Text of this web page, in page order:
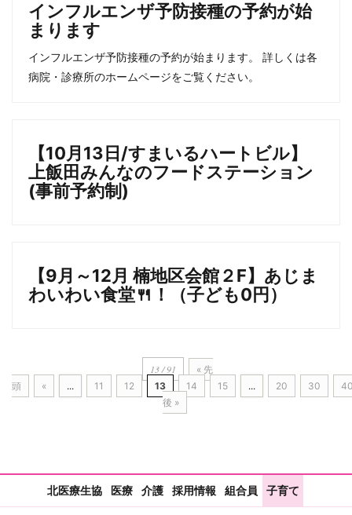
インフルエンザ予防接種の予約が始
まります
インフルエンザ予防接種の予約が始まります。 詳しくは各
病院・診療所のホームページをご覧ください。
【10月13日/すまいるハートビル】
上飯田みんなのフードステーション
(事前予約制)
【9月～12月 楠地区会館２F】あじま
わいわい食堂🍴！（子ども0円）
13 / 91
« 先
頭
« ... 11 12 13 14 15 ... 20 30
後 »
北医療生協 医療 介護 採用情報 組合員 子育て